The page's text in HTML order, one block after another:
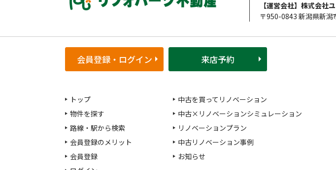
【運営会社】株式会社
〒950-0843 新潟県新
会員登録・ログイン 来店予約
トップ
物件を探す
路線・駅から検索
会員登録のメリット
会員登録
中古を買ってリノベーション
中古×リノベーションシミュレーション
リノベーションプラン
中古リノベーション事例
お知らせ